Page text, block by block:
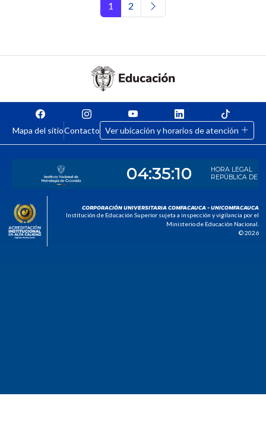
1 2
Mapa del sitioContacto Ver ubicación y horarios de atención
CORPORACIÓN UNIVERSITARIA COMFACAUCA - UNICOMFACAUCA
Institución de Educación Superior sujeta a inspección y vigilancia por el
Ministerio de Educación Nacional.
© 2026